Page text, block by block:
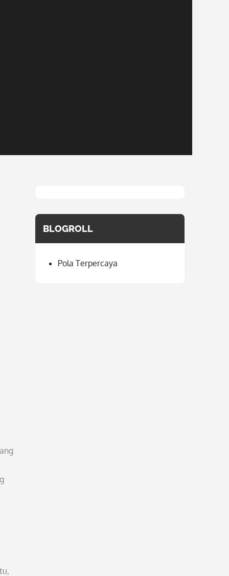
BLOGROLL
Pola Terpercaya